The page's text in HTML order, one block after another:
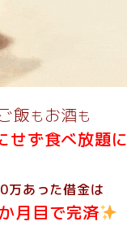
飯も お酒も
せず食べ放題
万あった借金は
月目で完済